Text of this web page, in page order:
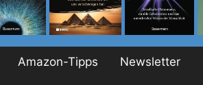
Amazon-Tipps Newsletter